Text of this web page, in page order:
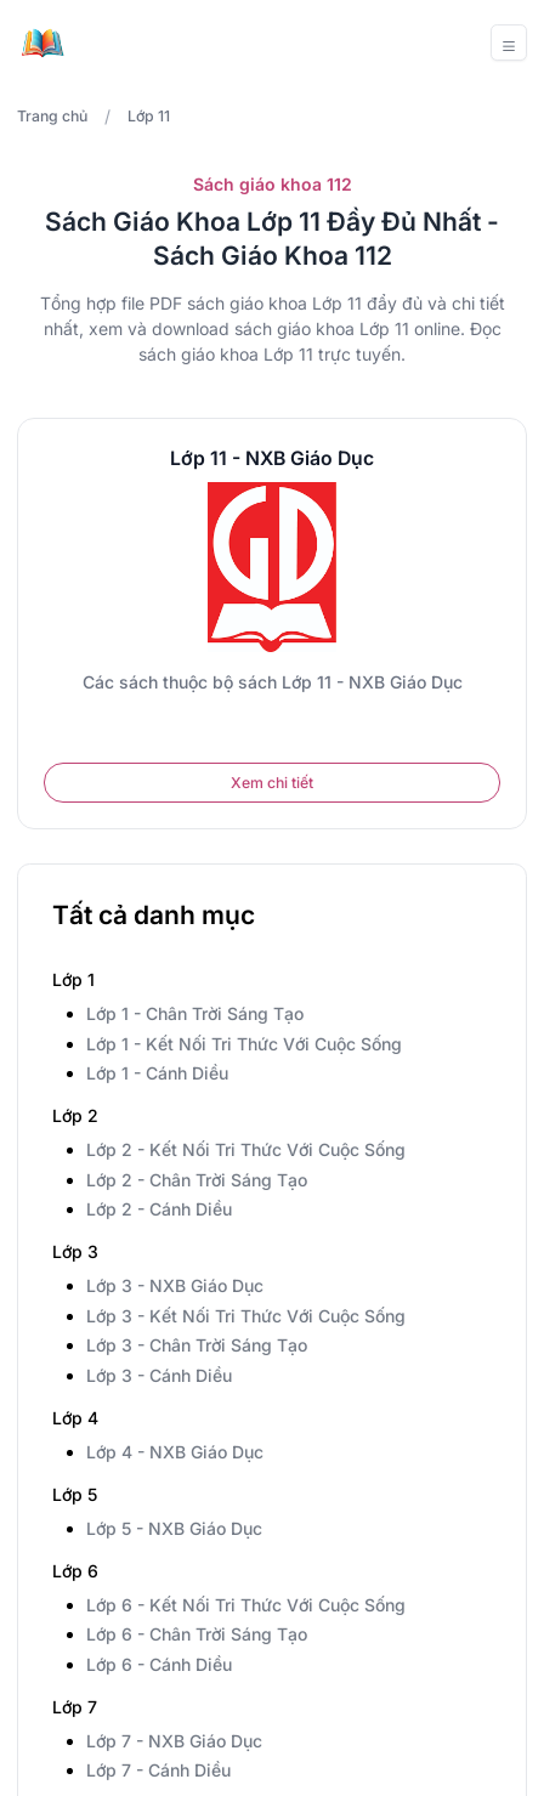
Trang chủ / Lớp 11
Sách giáo khoa 112
Sách Giáo Khoa Lớp 11 Đầy Đủ Nhất -
Sách Giáo Khoa 112
Tổng hợp file PDF sách giáo khoa Lớp 11 đẩy đủ và chi tiết
nhất, xem và download sách giáo khoa Lớp 11 online. Đọc
sách giáo khoa Lớp 11 trực tuyến.
Lớp 11 - NXB Giáo Dục
Các sách thuộc bộ sách Lớp 11 - NXB Giáo Dục
Xem chi tiết
Tất cả danh mục
Lớp 1
Lớp 1 - Chân Trời Sáng Tạo
Lớp 1 - Kết Nối Tri Thức Với Cuộc Sống
Lớp 1 - Cánh Diều
Lớp 2
Lớp 2 - Kết Nối Tri Thức Với Cuộc Sống
Lớp 2 - Chân Trời Sáng Tạo
Lớp 2 - Cánh Diều
Lớp 3
Lớp 3 - NXB Giáo Dục
Lớp 3 - Kết Nối Tri Thức Với Cuộc Sống
Lớp 3 - Chân Trời Sáng Tạo
Lớp 3 - Cánh Diều
Lớp 4
Lớp 4 - NXB Giáo Dục
Lớp 5
Lớp 5 - NXB Giáo Dục
Lớp 6
Lớp 6 - Kết Nối Tri Thức Với Cuộc Sống
Lớp 6 - Chân Trời Sáng Tạo
Lớp 6 - Cánh Diều
Lớp 7
Lớp 7 - NXB Giáo Dục
Lớp 7 - Cánh Diều